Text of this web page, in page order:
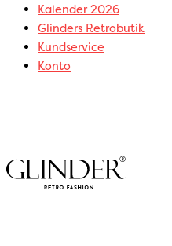
Kalender 2026
Glinders Retrobutik
Kundservice
Konto